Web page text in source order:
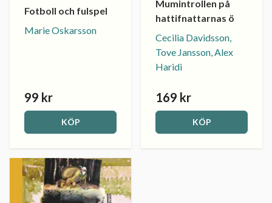
Fotboll och fulspel
Marie Oskarsson
99 kr
KÖP
Mumintrollen på
hattifnattarnas ö
Cecilia Davidsson,
Tove Jansson, Alex
Haridi
169 kr
KÖP